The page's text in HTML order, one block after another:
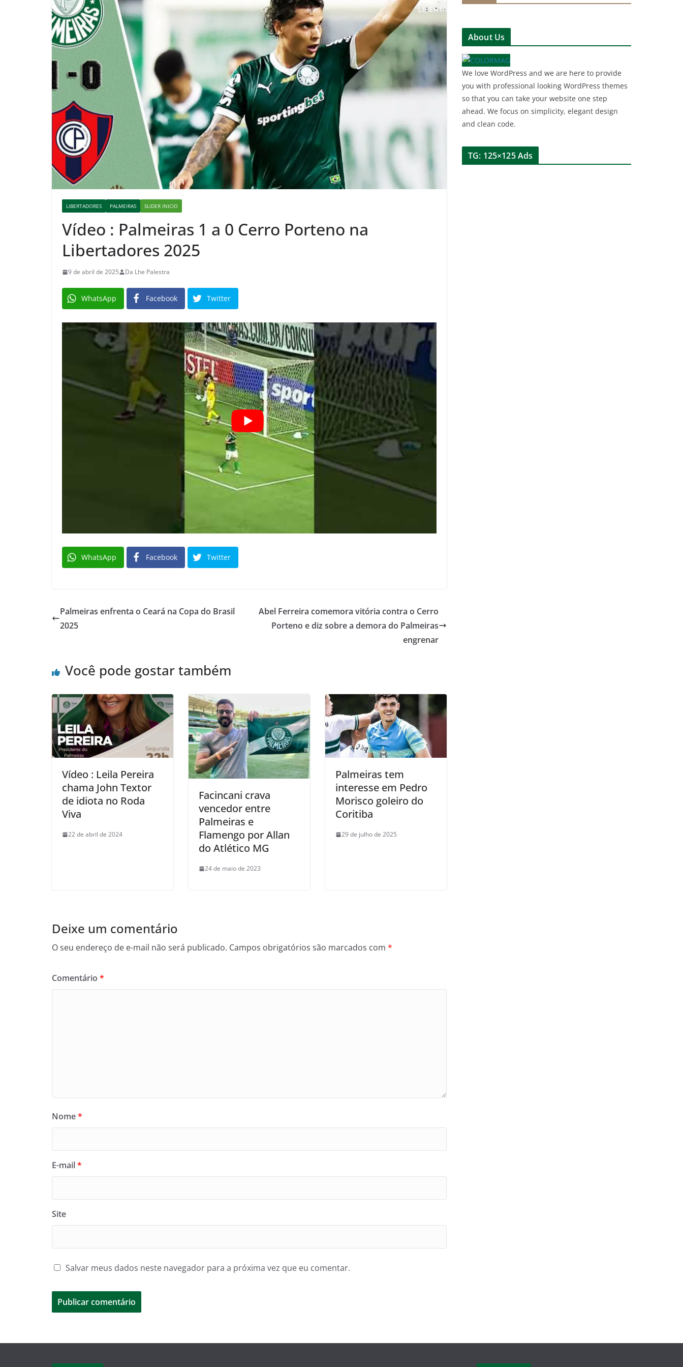
LIBERTADORES PALMEIRAS SLIDER INICIO
Vídeo : Palmeiras 1 a 0 Cerro Porteno na
Libertadores 2025
9 de abril de 2025 Da Lhe Palestra
WhatsApp Facebook Twitter
WhatsApp Facebook Twitter
Palmeiras enfrenta o Ceará na Copa do Brasil
2025
Abel Ferreira comemora vitória contra o Cerro
Porteno e diz sobre a demora do Palmeiras
engrenar
Você pode gostar também
Vídeo : Leila Pereira
chama John Textor
de idiota no Roda
Viva
22 de abril de 2024
Facincani crava
vencedor entre
Palmeiras e
Flamengo por Allan
do Atlético MG
24 de maio de 2023
Palmeiras tem
interesse em Pedro
Morisco goleiro do
Coritiba
29 de julho de 2025
Deixe um comentário
O seu endereço de e-mail não será publicado. Campos obrigatórios são marcados com *
Comentário *
Nome*
E-mail*
Site
Salvar meus dados neste navegador para a próxima vez que eu comentar.
About Us
We love WordPress and we are here to provide
you with professional looking WordPress themes
so that you can take your website one step
ahead. We focus on simplicity, elegant design
and clean code.
TG: 125×125 Ads